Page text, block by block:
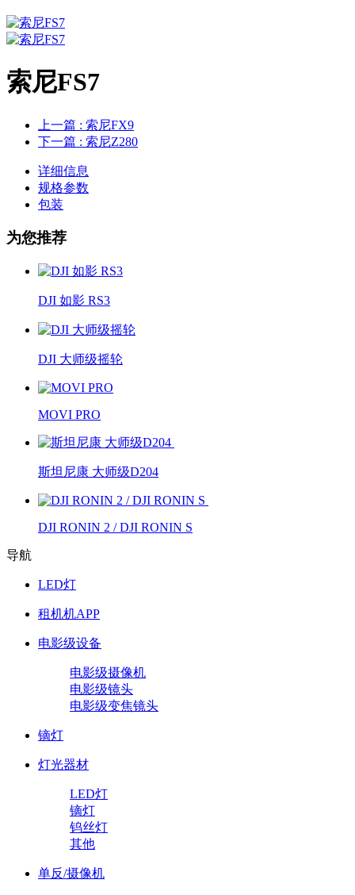
索尼FS7
上一篇 : 索尼FX9
下一篇 : 索尼Z280
详细信息
规格参数
包装
为您推荐
DJI 如影 RS3
DJI 大师级摇轮
MOVI PRO
斯坦尼康 大师级D204
DJI RONIN 2 / DJI RONIN S
导航
LED灯
租机机APP
电影级设备
电影级摄像机
电影级镜头
电影级变焦镜头
镝灯
灯光器材
LED灯
镝灯
钨丝灯
其他
单反/摄像机